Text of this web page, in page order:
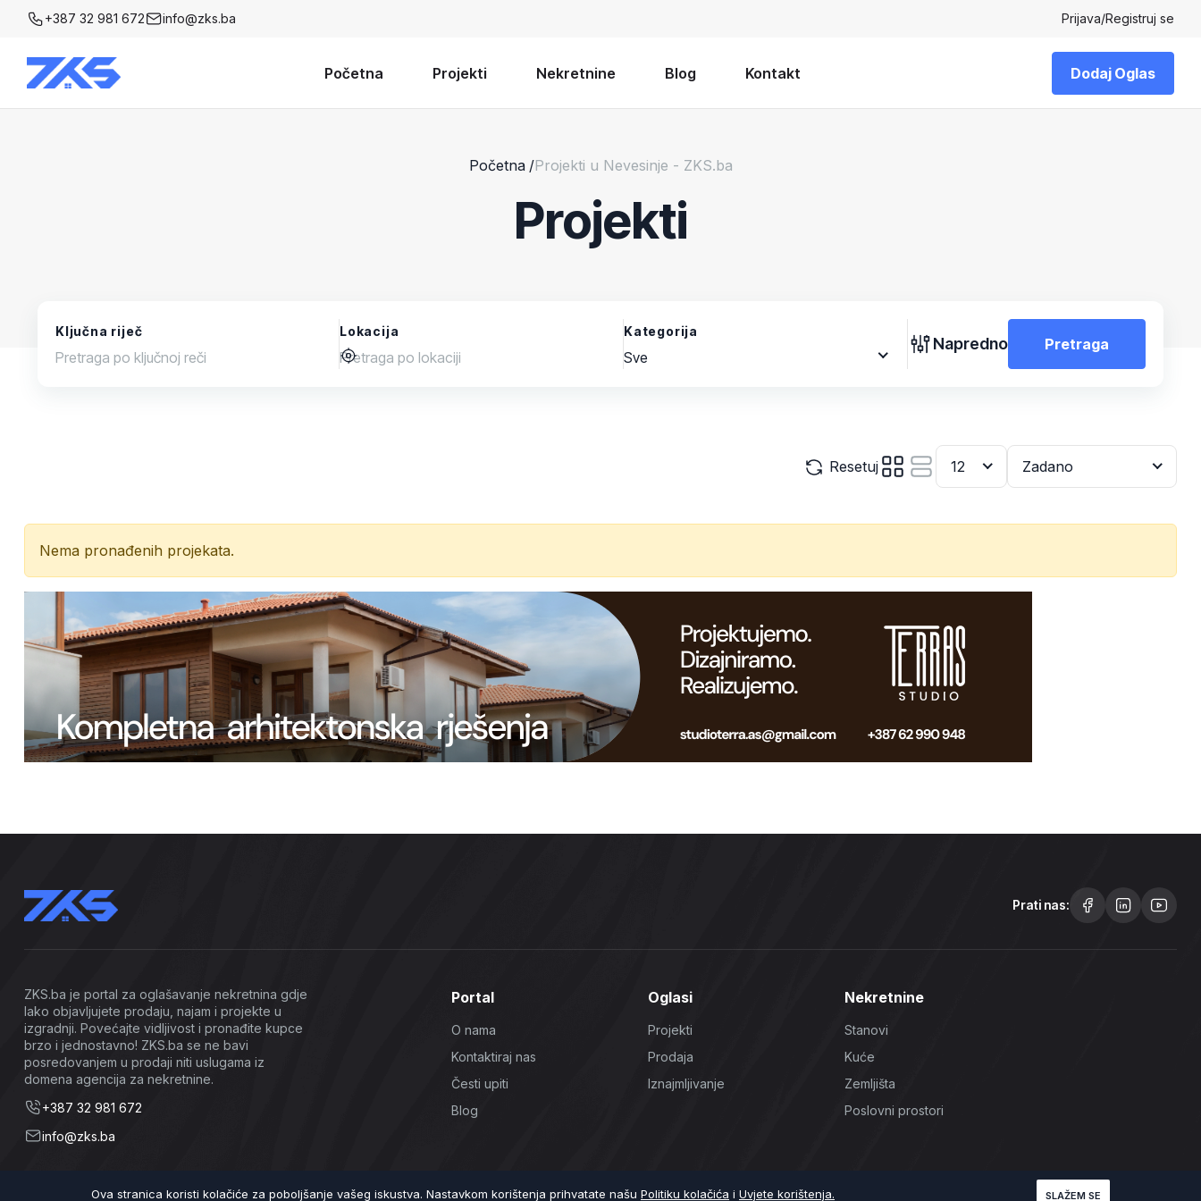
+387 32 981 672 info@zks.ba Prijava/Registruj se
Početna Projekti Nekretnine Blog Kontakt Dodaj Oglas
Početna /Projekti u Nevesinje - ZKS.ba
Projekti
Ključna riječ Lokacija Kategorija
Sve
Napredno Pretraga
Resetuj 12 Zadano
Nema pronađenih projekata.
Prati nas:
ZKS.ba je portal za oglašavanje nekretnina gdje
lako objavljujete prodaju, najam i projekte u
izgradnji. Povećajte vidljivost i pronađite kupce
brzo i jednostavno! ZKS.ba se ne bavi
posredovanjem u prodaji niti uslugama iz
domena agencija za nekretnine.
+387 32 981 672
info@zks.ba
Portal
O nama
Kontaktiraj nas
Česti upiti
Blog
Oglasi
Projekti
Prodaja
Iznajmljivanje
Nekretnine
Stanovi
Kuće
Zemljišta
Poslovni prostori
Ova stranica koristi kolačiće za poboljšanje vašeg iskustva. Nastavkom korištenja prihvatate našu Politiku kolačića i Uvjete korištenja. SLAŽEM SE